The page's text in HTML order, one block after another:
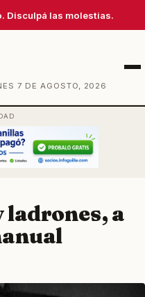
Disculpá las molestias.
7 DE AGOSTO, 2026
Menú
ladrones, a